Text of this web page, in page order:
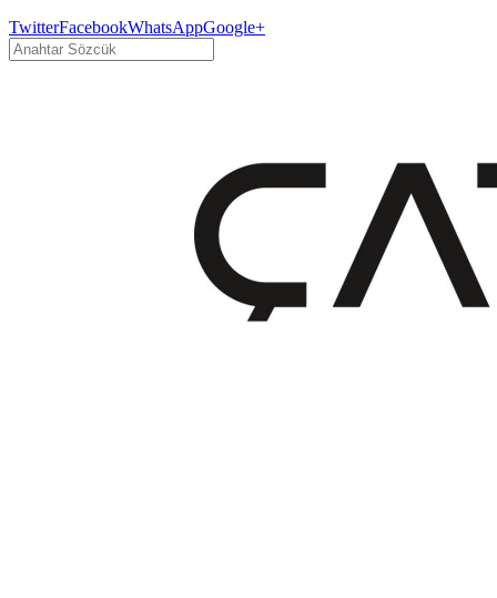
TwitterFacebookWhatsAppGoogle+